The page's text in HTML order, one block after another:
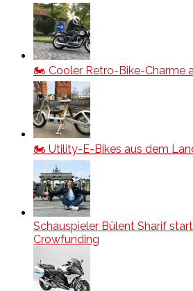
🏍️ Cooler Retro-Bike-Charme
🏍️ Utility-E-Bikes aus dem
Schauspieler Bülent Sharif
Crowfunding